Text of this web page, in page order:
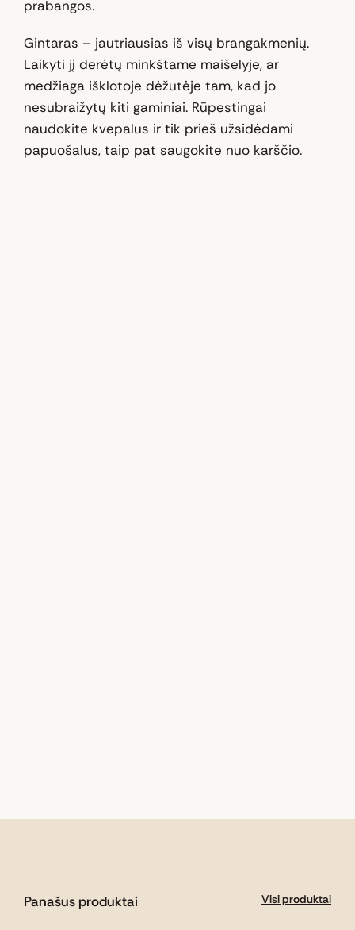
prabangos.
Gintaras – jautriausias iš visų brangakmenių.
Laikyti jį derėtų minkštame maišelyje, ar
medžiaga išklotoje dėžutėje tam, kad jo
nesubraižytų kiti gaminiai. Rūpestingai
naudokite kvepalus ir tik prieš užsidėdami
papuošalus, taip pat saugokite nuo karščio.
Panašus produktai Visi produktai